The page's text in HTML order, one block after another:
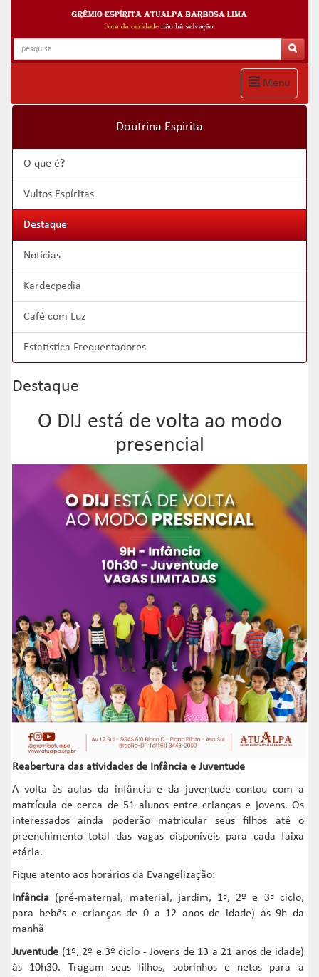
Menu
Doutrina Espirita
O que é?
Vultos Espíritas
Destaque
Notícias
Kardecpedia
Café com Luz
Estatística Frequentadores
Destaque
O DIJ está de volta ao modo
presencial
Reabertura das atividades de Infância e Juventude
A volta às aulas da infância e da juventude contou com a
matrícula de cerca de 51 alunos entre crianças e jovens. Os
interessados ainda poderão matricular seus filhos até o
preenchimento total das vagas disponíveis para cada faixa
etária.
Fique atento aos horários da Evangelização:
Infância (pré-maternal, material, jardim, 1ª, 2º e 3ª ciclo,
para bebês e crianças de 0 a 12 anos de idade) às 9h da
manhã
Juventude (1º, 2º e 3º ciclo - Jovens de 13 a 21 anos de idade)
às 10h30. Tragam seus filhos, sobrinhos e netos para a